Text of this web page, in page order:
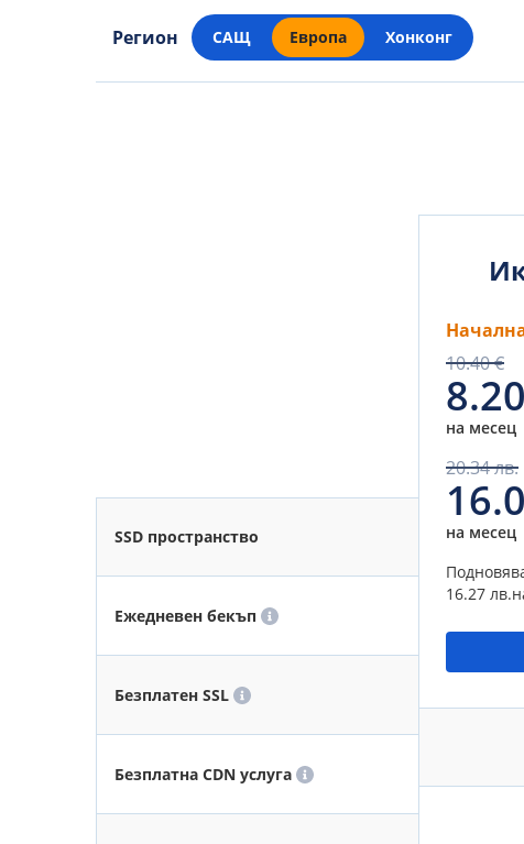
Регион САЩ Европа Хонконг
SSD пространство
Ежедневен бекъп
Безплатен SSL
Безплатна CDN услуга
10.40 €
на месец
20.34 лв.
на месец
16.27 лв.